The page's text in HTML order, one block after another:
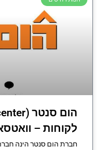
לקוחות –
חברת הום סנטר הינה